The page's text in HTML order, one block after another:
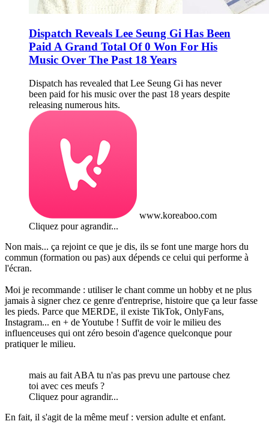
Dispatch Reveals Lee Seung Gi Has Been
Paid A Grand Total Of 0 Won For His
Music Over The Past 18 Years
Dispatch has revealed that Lee Seung Gi has never
been paid for his music over the past 18 years despite
releasing numerous hits.
www.koreaboo.com
Cliquez pour agrandir...
Non mais... ça rejoint ce que je dis, ils se font une marge hors du
commun (formation ou pas) aux dépends ce celui qui performe à
l'écran.
Moi je recommande : utiliser le chant comme un hobby et ne plus
jamais à signer chez ce genre d'entreprise, histoire que ça leur fasse
les pieds. Parce que MERDE, il existe TikTok, OnlyFans,
Instagram... en + de Youtube ! Suffit de voir le milieu des
influenceuses qui ont zéro besoin d'agence quelconque pour
pratiquer le milieu.
mais au fait ABA tu n'as pas prevu une partouse chez
toi avec ces meufs ?
Cliquez pour agrandir...
En fait, il s'agit de la même meuf : version adulte et enfant.